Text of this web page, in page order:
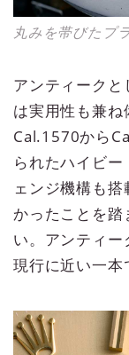
丸みを帯びたプ
アンティーク
は実用性も兼
Cal.1570から
られたハイビ
ェンジ機構も
かったことを
い。アンティ
現行に近い一本